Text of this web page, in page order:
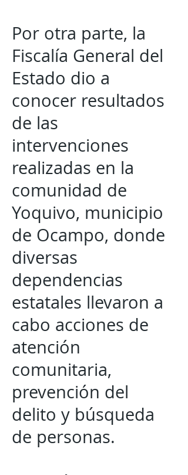
Por otra parte, la
Fiscalía General del
Estado dio a
conocer resultados
de las
intervenciones
realizadas en la
comunidad de
Yoquivo, municipio
de Ocampo, donde
diversas
dependencias
estatales llevaron a
cabo acciones de
atención
comunitaria,
prevención del
delito y búsqueda
de personas.